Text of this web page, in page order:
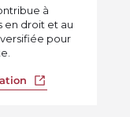
à
en droit et au
pour
Ouvrir dans un